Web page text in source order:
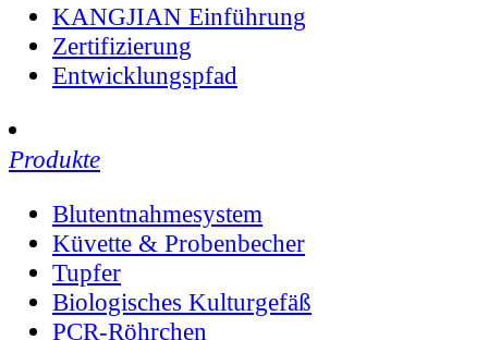
KANGJIAN Einführung
Zertifizierung
Entwicklungspfad
Produkte
Blutentnahmesystem
Küvette & Probenbecher
Tupfer
Biologisches Kulturgefäß
PCR-Röhrchen